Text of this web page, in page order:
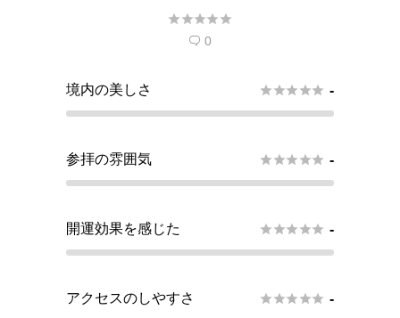

 0
境内の美しさ  -
参拝の雰囲気  -
開運効果を感じた  -
アクセスのしやすさ  -